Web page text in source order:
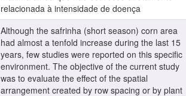
relacionada à intensidade de doença
Although the safrinha (short season) corn area
had almost a tenfold increase during the last 15
years, few studies were reported on this specific
environment. The objective of the current study
was to evaluate the effect of the spatial
arrangement created by row spacing or by plant